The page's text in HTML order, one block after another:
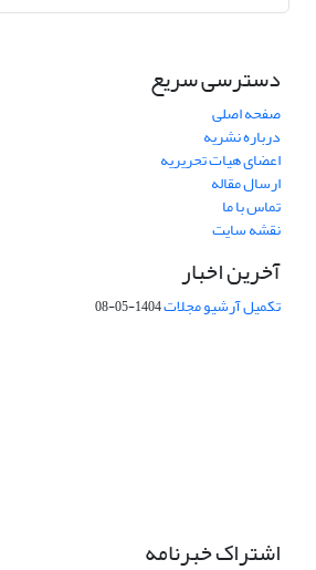
دسترسی سریع
صفحه اصلی
درباره نشریه
اعضای هیات تحریریه
ارسال مقاله
تماس با ما
نقشه سایت
آخرین اخبار
تکمیل آرشیو مجلات1404-05-08
اشتراک خبرنامه